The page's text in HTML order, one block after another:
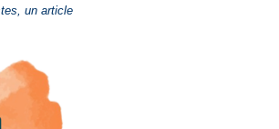
un article